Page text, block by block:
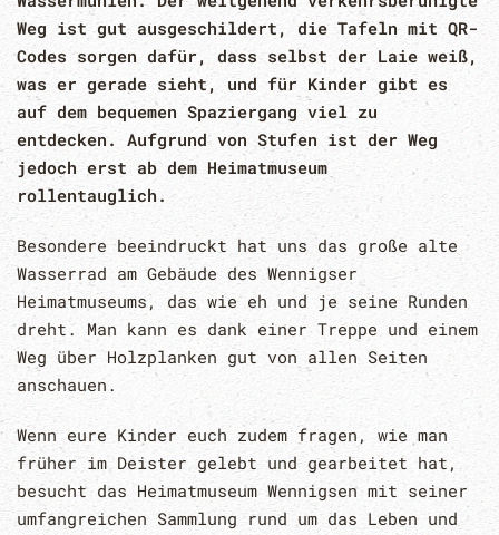
Weg ist gut ausgeschildert, die Tafeln mit QR-
Codes sorgen dafür, dass selbst der Laie weiß,
was er gerade sieht, und für Kinder gibt es
auf dem bequemen Spaziergang viel zu
entdecken. Aufgrund von Stufen ist der Weg
jedoch erst ab dem Heimatmuseum
rollentauglich.
Besondere beeindruckt hat uns das große alte
Wasserrad am Gebäude des Wennigser
Heimatmuseums, das wie eh und je seine Runden
dreht. Man kann es dank einer Treppe und einem
Weg über Holzplanken gut von allen Seiten
anschauen.
Wenn eure Kinder euch zudem fragen, wie man
früher im Deister gelebt und gearbeitet hat,
besucht das Heimatmuseum Wennigsen mit seiner
umfangreichen Sammlung rund um das Leben und